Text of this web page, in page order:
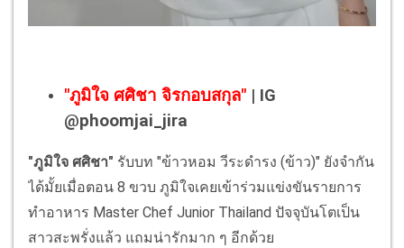
"ภูมิใจ ศศิชา จิรกอบสกุล" | IG
@phoomjai_jira
"ภูมิใจ ศศิชา" รับบท "ข้าวหอม วีระดำรง (ข้าว)" ยังจำกัน
ได้มั้ยเมื่อตอน 8 ขวบ ภูมิใจเคยเข้าร่วมแข่งขันรายการ
ทำอาหาร Master Chef Junior Thailand ปัจจุบันโตเป็น
สาวสะพรั่งแล้ว แถมน่ารักมาก ๆ อีกด้วย